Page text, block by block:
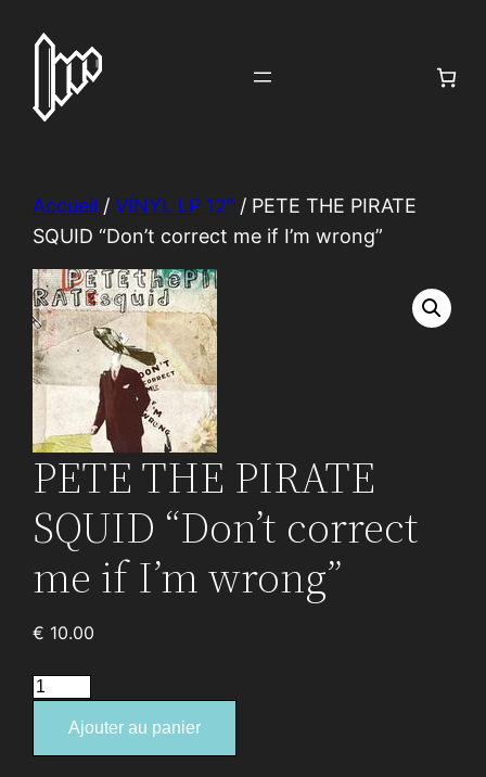
contenu
Accueil /VINYL LP 12" / PETE THE PIRATE
SQUID “Don’t correct me if I’m wrong”
PETE THE PIRATE
SQUID “Don’t correct
me if I’m wrong”
€ 10.00
quantité
PETE
Ajouter au panier